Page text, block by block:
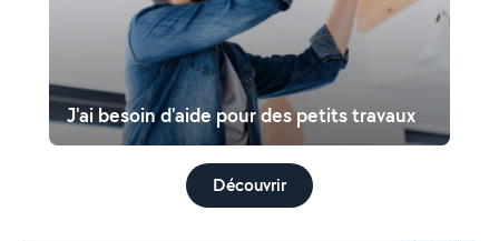
J'ai besoin d'aide pour des petits travaux
Découvrir